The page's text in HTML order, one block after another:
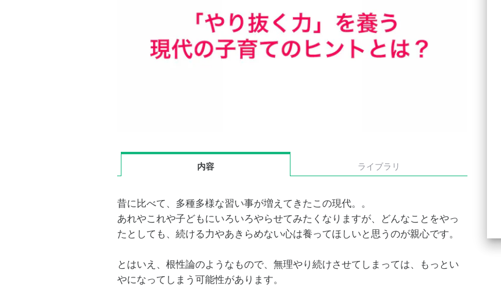
内容 ライブラリ
昔に比べて、多種多様な習い事が増えてきたこの現代。。
あれやこれや子どもにいろいろやらせてみたくなりますが、どんなことをやっ
たとしても、続ける力やあきらめない心は養ってほしいと思うのが親心です。
とはいえ、根性論のようなもので、無理やり続けさせてしまっては、もっとい
やになってしまう可能性があります。